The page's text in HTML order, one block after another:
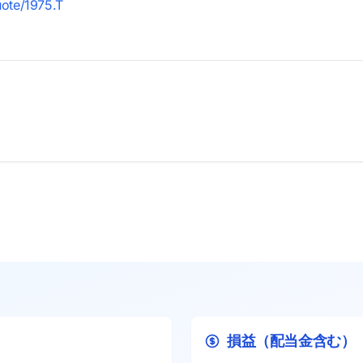
1975.T
損益（配当金含む）